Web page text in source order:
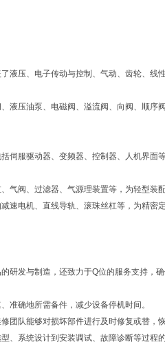
液压、电子传动与控制、气动、齿轮、线
液压油泵、电磁阀、溢流阀、向阀、顺
伺服驱动器、变频器、控制器、人机界面
气阀、过滤器、气源理装置等，为轻型装
速电机、直线导轨、滚珠丝杠等，为精密
研发与制造，还致力于Q位的服务支持，
准确地所需备件，减少设备停机时间。
团队能够对损坏部件进行及时修复或替，
、系统设计到安装调试、故障诊断等过程的